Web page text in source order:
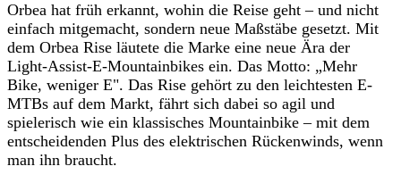
Orbea hat früh erkannt, wohin die Reise geht – und nicht
einfach mitgemacht, sondern neue Maßstäbe gesetzt. Mit
dem Orbea Rise läutete die Marke eine neue Ära der
Light-Assist-E-Mountainbikes ein. Das Motto: „Mehr
Bike, weniger E". Das Rise gehört zu den leichtesten E-
MTBs auf dem Markt, fährt sich dabei so agil und
spielerisch wie ein klassisches Mountainbike – mit dem
entscheidenden Plus des elektrischen Rückenwinds, wenn
man ihn braucht.